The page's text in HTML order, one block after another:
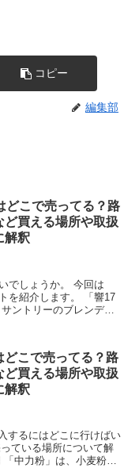
コピー
編集部
どこで売ってる？路
ど買える場所や取扱
解釈
でしょうか。 今回は
を紹介します。 「響17
ントリーのブレンデッ
どこで売ってる？路
ど買える場所や取扱
解釈
するにはどこに行けばい
ている場所について解
中力粉」は、小麦粉の